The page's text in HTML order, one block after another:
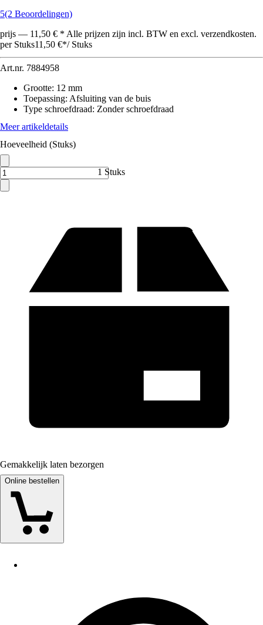
5(2 Beoordelingen)
prijs — 11,50 € * Alle prijzen zijn incl. BTW en excl. verzendkosten.
per Stuks11,50 €*/ Stuks
Art.nr. 7884958
Grootte: 12 mm
Toepassing: Afsluiting van de buis
Type schroefdraad: Zonder schroefdraad
Meer artikeldetails
Hoeveelheid (Stuks)
1 Stuks
Gemakkelijk laten bezorgen
Online bestellen